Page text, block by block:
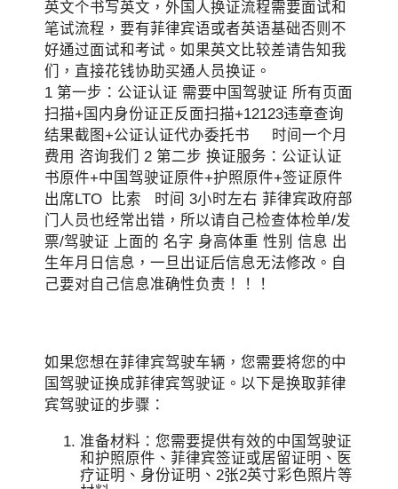
英文个书写英文，外国人换证流程需要面试和
笔试流程，要有菲律宾语或者英语基础否则不
好通过面试和考试。如果英文比较差请告知我
们，直接花钱协助买通人员换证。
1 第一步：公证认证 需要中国驾驶证 所有页面
扫描+国内身份证正反面扫描+12123违章查询
结果截图+公证认证代办委托书 时间一个月
费用 咨询我们 2 第二步 换证服务：公证认证
书原件+中国驾驶证原件+护照原件+签证原件
出席LTO 比索 时间 3小时左右 菲律宾政府部
门人员也经常出错，所以请自己检查体检单/发
票/驾驶证 上面的 名字 身高体重 性别 信息 出
生年月日信息，一旦出证后信息无法修改。自
己要对自己信息准确性负责！！！
如果您想在菲律宾驾驶车辆，您需要将您的中
国驾驶证换成菲律宾驾驶证。以下是换取菲律
宾驾驶证的步骤：
准备材料：您需要提供有效的中国驾驶证
和护照原件、菲律宾签证或居留证明、医
疗证明、身份证明、2张2英寸彩色照片等